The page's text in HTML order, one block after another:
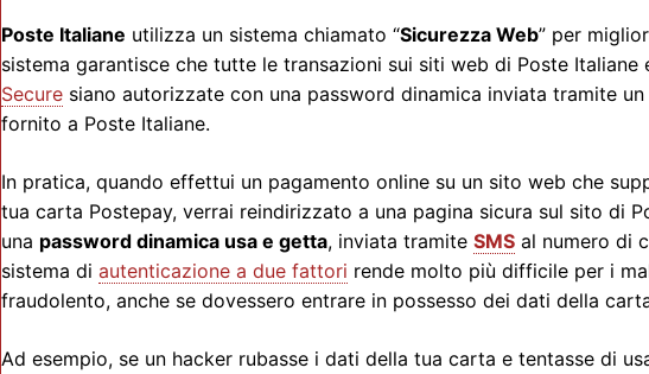
Poste Italiane utilizza un sistema chiamato “Sicurezza Web” per
sistema garantisce che tutte le transazioni sui siti web di Poste
Secure siano autorizzate con una password dinamica inviata tramite un
fornito a Poste Italiane.
In pratica, quando effettui un pagamento online su un sito web che
tua carta Postepay, verrai reindirizzato a una pagina sicura sul sito di
una password dinamica usa e getta, inviata tramiteSMS al numero di
sistema diautenticazione a due fattori rende molto più difficile per i
fraudolento, anche se dovessero entrare in possesso dei dati della
Ad esempio, se un hacker rubasse i dati della tua carta e tentasse di